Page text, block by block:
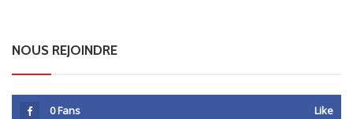
NOUS REJOINDRE
0Fans Like